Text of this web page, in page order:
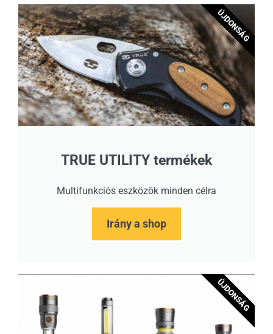
TRUE UTILITY termékek
Multifunkciós eszközök minden célra
Irány a shop
ÚJDONSÁG
ÚJDONSÁG